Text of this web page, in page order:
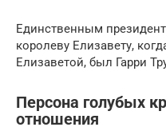
Единственным
королеву Елизавету,
Елизаветой, был Гарри
Персона голубых
отношения